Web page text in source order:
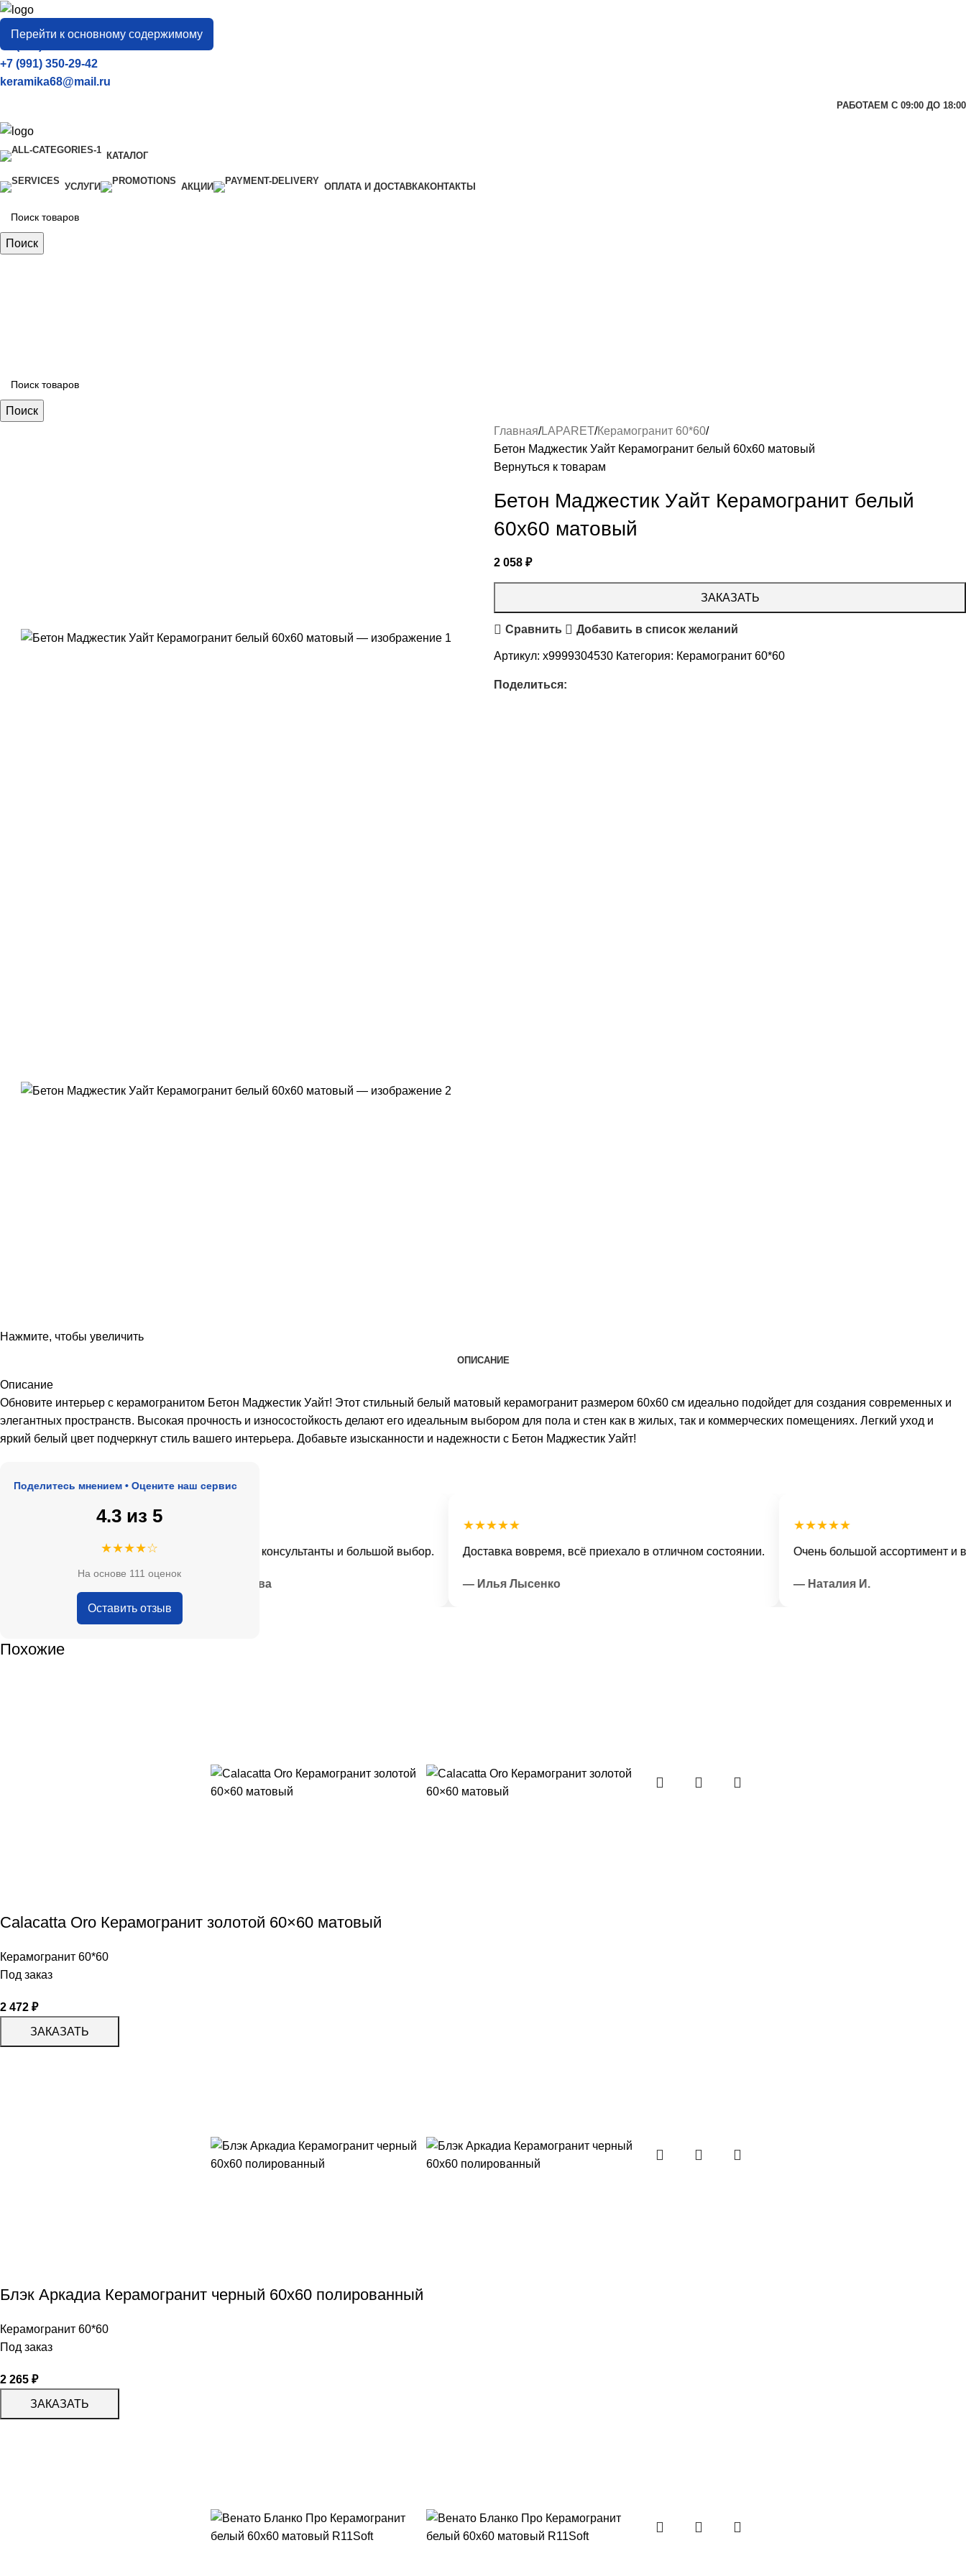
Перейти к основному содержимому
город
Тамбов
+7 (906) 657-33-54
+7 (991) 350-29-42
keramika68@mail.ru
РАБОТАЕМ С 09:00 ДО 18:00
КАТАЛОГ
УСЛУГИ АКЦИИ ОПЛАТА И ДОСТАВКАКОНТАКТЫ
Поиск
Поиск
Нажмите, чтобы увеличить
Главная LAPARET Керамогранит 60*60
Бетон Маджестик Уайт Керамогранит белый 60х60 матовый
Вернуться к товарам
Бетон Маджестик Уайт Керамогранит белый
60х60 матовый
2 058 ₽
ЗАКАЗАТЬ
Сравнить Добавить в список желаний
Артикул: х9999304530 Категория: Керамогранит 60*60
Поделиться:
ОПИСАНИЕ
Описание
Обновите интерьер с керамогранитом Бетон Маджестик Уайт! Этот стильный белый матовый керамогранит размером 60х60 см идеально подойдет для создания современных и
элегантных пространств. Высокая прочность и износостойкость делают его идеальным выбором для пола и стен как в жилых, так и коммерческих помещениях. Легкий уход и
яркий белый цвет подчеркнут стиль вашего интерьера. Добавьте изысканности и надежности с Бетон Маджестик Уайт!
мнением • Оцените наш сервис
4.3 из 5
★★★★☆
На основе 111 оценок
Оставить отзыв
адекватные цены.
★★★★★
Очень приятные консультанты и большой выбор.
★★★★★
Доставка вовремя, всё приехало в отличном состоянии.
— Илья Лысенко
★★★★★
Очень большой ассортимент и
— Наталия И.
Похожие
Calacatta Oro Керамогранит золотой 60×60 матовый
Керамогранит 60*60
Под заказ
2 472 ₽
ЗАКАЗАТЬ
Блэк Аркадиа Керамогранит черный 60х60 полированный
Керамогранит 60*60
Под заказ
2 265 ₽
ЗАКАЗАТЬ